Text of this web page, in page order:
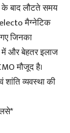
के बाद लौटते समय
मैग्नेटिक
जिनका
में और बेहतर इलाज
मौजूद है।
शांति व्यवस्था की